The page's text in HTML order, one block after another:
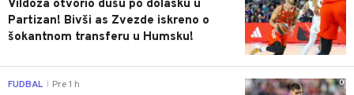
Vildoza otvorio dušu po dolasku u
Partizan! Bivši as Zvezde iskreno o
šokantnom transferu u Humsku!
0
FUDBAL Pre 1 h